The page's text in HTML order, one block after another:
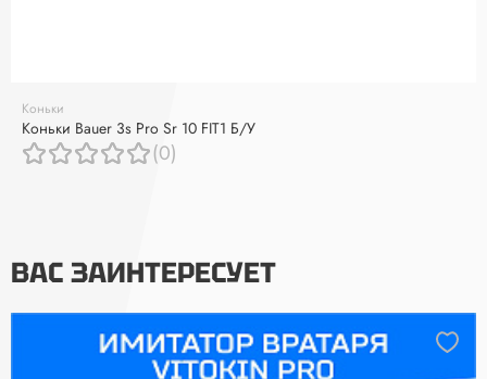
Коньки
Коньки Bauer 3s Pro Sr 10 FIT1 Б/У
(0)
ВАС ЗАИНТЕРЕСУЕТ